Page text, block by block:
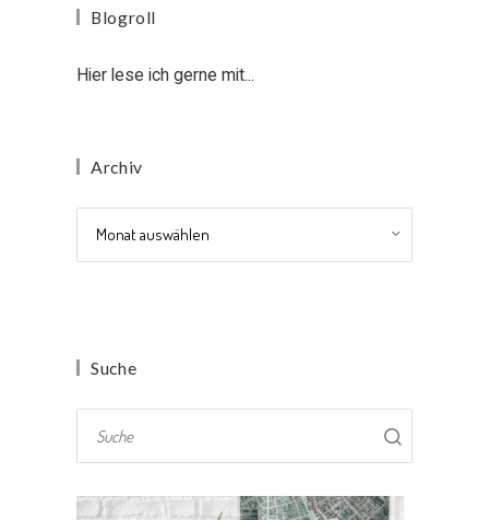
Blogroll
Hier lese ich gerne mit...
Archiv
Suche